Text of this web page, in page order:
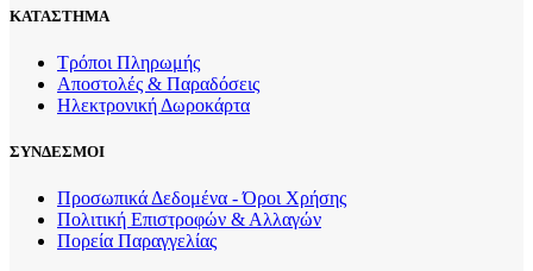
ΚΑΤΑΣΤΗΜΑ
Τρόποι Πληρωμής
Αποστολές & Παραδόσεις
Ηλεκτρονική Δωροκάρτα
ΣΥΝΔΕΣΜΟΙ
Προσωπικά Δεδομένα - Όροι Χρήσης
Πολιτική Επιστροφών & Αλλαγών
Πορεία Παραγγελίας